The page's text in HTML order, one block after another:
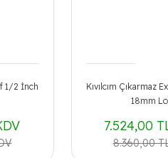
1/2 İnch
Kıvılcım Çıkarmaz
18mm
7.524,00
8.360,00